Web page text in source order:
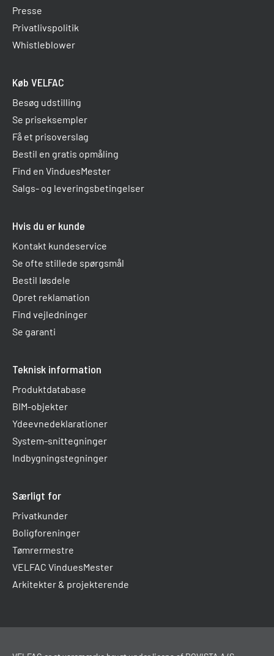
Presse
Privatlivspolitik
Whistleblower
Køb VELFAC
Besøg udstilling
Se priseksempler
Få et prisoverslag
Bestil en gratis opmåling
Find en VinduesMester
Salgs- og leveringsbetingelser
Hvis du er kunde
Kontakt kundeservice
Se ofte stillede spørgsmål
Bestil løsdele
Opret reklamation
Find vejledninger
Se garanti
Teknisk information
Produktdatabase
BIM-objekter
Ydeevnedeklarationer
System-snittegninger
Indbygningstegninger
Særligt for
Privatkunder
Boligforeninger
Tømrermestre
VELFAC VinduesMester
Arkitekter & projekterende